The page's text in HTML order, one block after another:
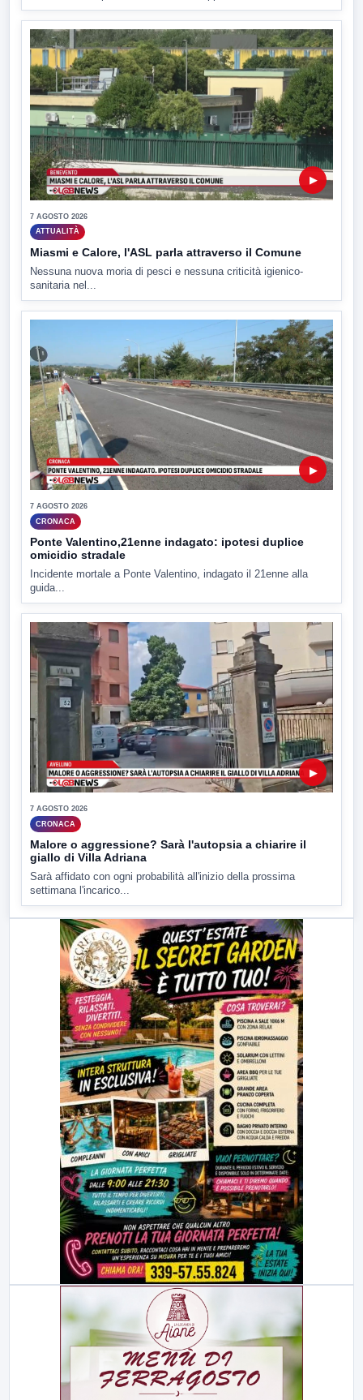
▶
7 AGOSTO 2026
ATTUALITÀ
Miasmi e Calore, l'ASL parla attraverso il Comune
Nessuna nuova moria di pesci e nessuna criticità igienico-
sanitaria nel...
▶
7 AGOSTO 2026
CRONACA
Ponte Valentino,21enne indagato: ipotesi duplice
omicidio stradale
Incidente mortale a Ponte Valentino, indagato il 21enne alla
guida...
▶
7 AGOSTO 2026
CRONACA
Malore o aggressione? Sarà l'autopsia a chiarire il
giallo di Villa Adriana
Sarà affidato con ogni probabilità all'inizio della prossima
settimana l'incarico...